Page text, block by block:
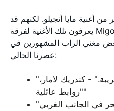
أغنية مايا أنجيلو. لكنهم قد
يعرفون تلك الأغنية لفرقة Migos. إليك بعض الكلمات التي
مغني الراب المشهورين في
عصرنا الحالي:
"أبقي دائرتي ضيقة وعائلتي قريبة." - كندريك لامار،
"روابط عائلية"
"من الأعلى للأسفل، نحن نبحر في الجانب الغربي."